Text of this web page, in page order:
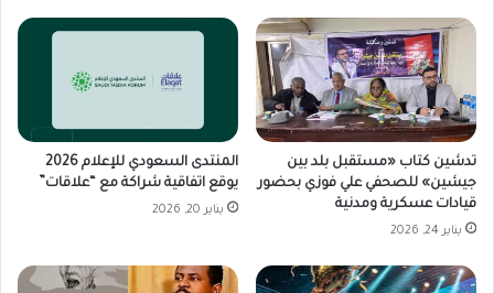
تدشين كتاب «مستقبل بلد بين
جيشين» للصحفي علي فوزي بحضور
قيادات عسكرية ومدنية
يناير 24, 2026
المنتدى السعودي للإعلام 2026
يوقع اتفاقية شراكة مع “علاقات”
يناير 20, 2026